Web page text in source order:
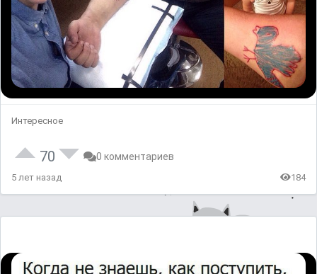
Интересное
70 0 комментариев
5 лет назад 184